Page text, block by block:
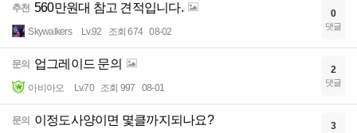
추천 560만원대 참고 견적입니다.
Skywalkers Lv.92 조회 674 08-02
0
댓글
문의 업그레이드 문의
아비아오 Lv.70 조회 997 08-01
2
댓글
문의 이정도사양이면 몇클까지되나요? 3